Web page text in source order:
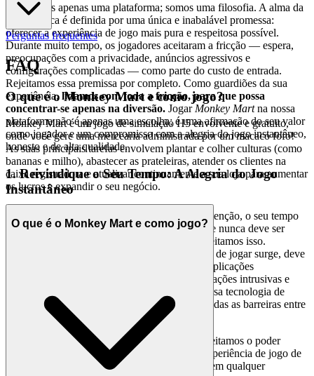
Não somos apenas uma plataforma; somos uma filosofia. A alma da
nossa marca é definida por uma única e inabalável promessa:
oferecer a experiência de jogo mais pura e respeitosa possível.
Durante muito tempo, os jogadores aceitaram a fricção — espera,
preocupações com a privacidade, anúncios agressivos e
configurações complicadas — como parte do custo de entrada.
Rejeitamos essa premissa por completo. Como guardiões da sua
experiência,lidamos com toda a fricção, para que possa
concentrar-se apenas na diversão. Jogar Monkey Martna nossa
plataforma não é apenas uma escolha; é uma afirmação do seu valor
como jogador e um compromisso com a alegria do jogo instantâneo,
honesto e de alta qualidade.
1. Reivindique o Seu Tempo: A Alegria do Jogo
Instantâneo
Num mundo que constantemente exige a sua atenção, o seu tempo
livre é precioso — uma mercadoria sagrada que nunca deve ser
desperdiçada em tecnicalidades tediosas. Respeitamos isso.
Acreditamos que no momento em que o desejo de jogar surge, deve
estar no jogo, instantaneamente. Sem lojas de aplicações
complicadas, sem downloads lentos, sem instalações intrusivas e
sem software que consuma desempenho. A nossa tecnologia de
iframe otimizada e de última geração elimina todas as barreiras entre
si e o seu entretenimento.
A Prova: Zero Fricção, Acesso Puro.
Aproveitamos o poder
inerente do streaming H5 para oferecer uma experiência de jogo de
fidelidade total diretamente no seu navegador, em qualquer
Perguntas frequentes
FAQ
O que é o Monkey Mart e como jogo?
Monkey Mart é um jogo de simulação H5 envolvente e gratuito,
onde você gere uma mercearia administrada por um macaco fofo!
As suas principais tarefas envolvem plantar e colher culturas (como
bananas e milho), abastecer as prateleiras, atender os clientes na
caixa registradora e atualizar continuamente a sua loja para aumentar
os lucros e expandir o seu negócio.
O que é o Monkey Mart e como jogo?